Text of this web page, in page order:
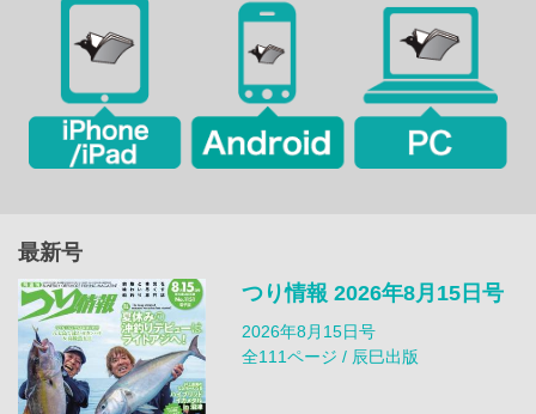
最新号
つり情報 2026年8月15日号
2026年8月15日号
全111ページ / 辰巳出版